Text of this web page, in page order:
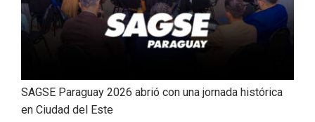
SAGSE Paraguay 2026 abrió con una jornada histórica
en Ciudad del Este